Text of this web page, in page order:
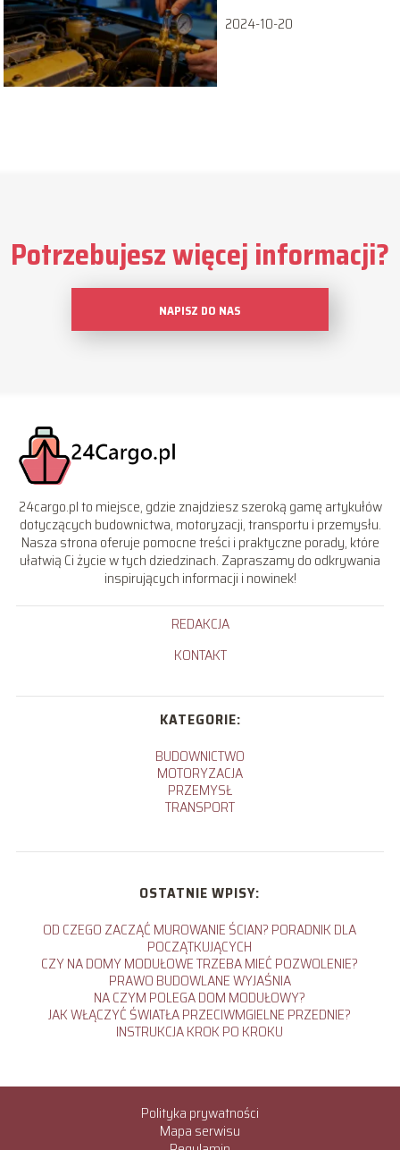
2024-10-20
Potrzebujesz więcej informacji?
NAPISZ DO NAS
24cargo.pl to miejsce, gdzie znajdziesz szeroką gamę artykułów
dotyczących budownictwa, motoryzacji, transportu i przemysłu.
Nasza strona oferuje pomocne treści i praktyczne porady, które
ułatwią Ci życie w tych dziedzinach. Zapraszamy do odkrywania
inspirujących informacji i nowinek!
REDAKCJA
KONTAKT
KATEGORIE:
BUDOWNICTWO
MOTORYZACJA
PRZEMYSŁ
TRANSPORT
OSTATNIE WPISY:
OD CZEGO ZACZĄĆ MUROWANIE ŚCIAN? PORADNIK DLA
POCZĄTKUJĄCYCH
CZY NA DOMY MODUŁOWE TRZEBA MIEĆ POZWOLENIE?
PRAWO BUDOWLANE WYJAŚNIA
NA CZYM POLEGA DOM MODUŁOWY?
JAK WŁĄCZYĆ ŚWIATŁA PRZECIWMGIELNE PRZEDNIE?
INSTRUKCJA KROK PO KROKU
Polityka prywatności
Mapa serwisu